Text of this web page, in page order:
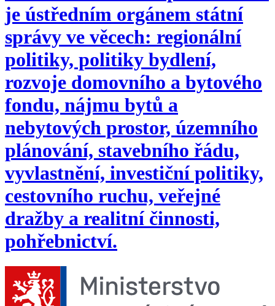
je ústředním orgánem státní
správy ve věcech: regionální
politiky, politiky bydlení,
rozvoje domovního a bytového
fondu, nájmu bytů a
nebytových prostor, územního
plánování, stavebního řádu,
vyvlastnění, investiční politiky,
cestovního ruchu, veřejné
dražby a realitní činnosti,
pohřebnictví.